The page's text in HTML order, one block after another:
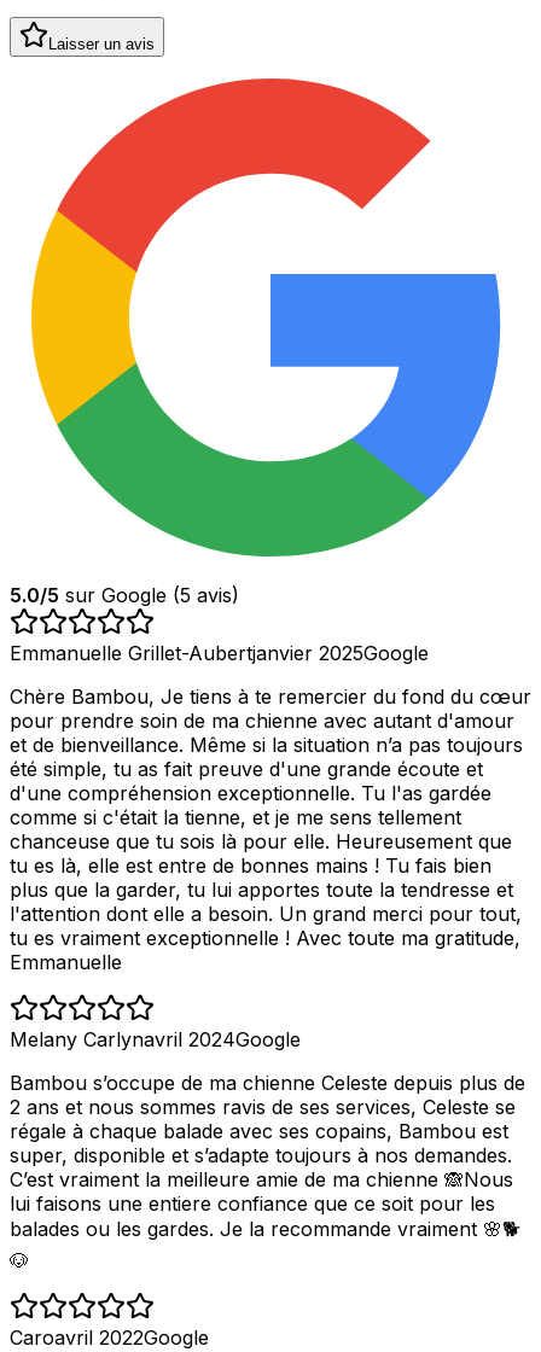
Laisser un avis
5.0/5 sur Google (5 avis)
Emmanuelle Grillet-Aubertjanvier 2025Google
Chère Bambou, Je tiens à te remercier du fond du cœur
pour prendre soin de ma chienne avec autant d'amour
et de bienveillance. Même si la situation n’a pas toujours
été simple, tu as fait preuve d'une grande écoute et
d'une compréhension exceptionnelle. Tu l'as gardée
comme si c'était la tienne, et je me sens tellement
chanceuse que tu sois là pour elle. Heureusement que
tu es là, elle est entre de bonnes mains ! Tu fais bien
plus que la garder, tu lui apportes toute la tendresse et
l'attention dont elle a besoin. Un grand merci pour tout,
tu es vraiment exceptionnelle ! Avec toute ma gratitude,
Emmanuelle
Melany Carlynavril 2024Google
Bambou s’occupe de ma chienne Celeste depuis plus de
2 ans et nous sommes ravis de ses services, Celeste se
régale à chaque balade avec ses copains, Bambou est
super, disponible et s’adapte toujours à nos demandes.
C’est vraiment la meilleure amie de ma chienne 🙈Nous
lui faisons une entiere confiance que ce soit pour les
balades ou les gardes. Je la recommande vraiment 🌸🐕
🐶
Caroavril 2022Google